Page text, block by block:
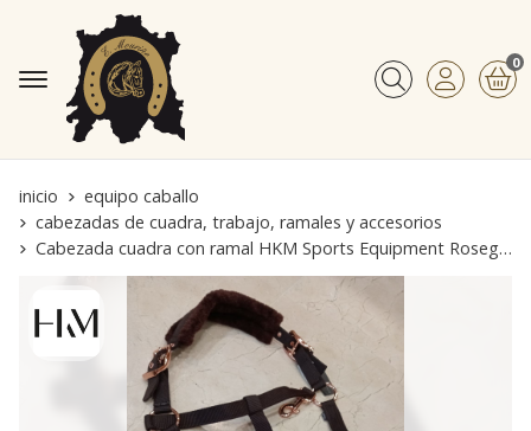
Buscar
0
inicio
equipo caballo
cabezadas de cuadra, trabajo, ramales y accesorios
Cabezada cuadra con ramal HKM Sports Equipment Rosegold Glamour color marrón chocolate/rosegold